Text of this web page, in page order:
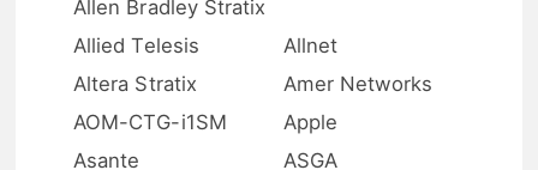
Allen Bradley Stratix
Allied Telesis
Allnet
Altera Stratix
Amer Networks
AOM-CTG-i1SM
Apple
Asante
ASGA